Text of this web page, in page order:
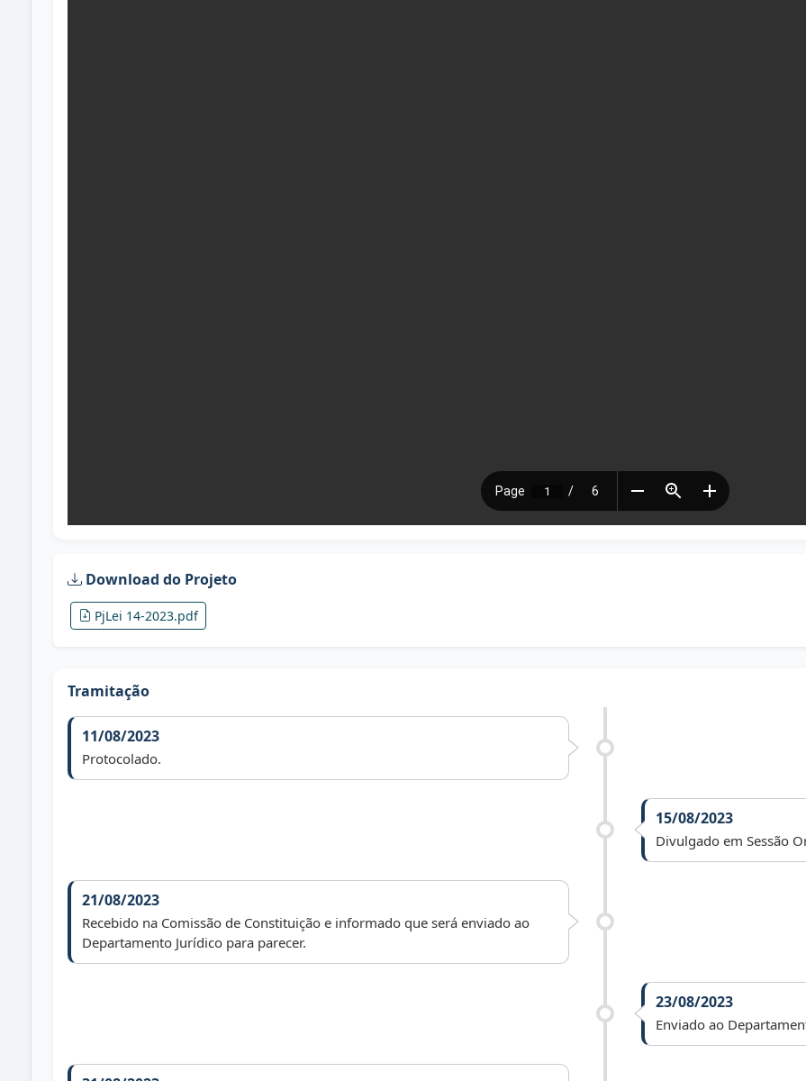
Download do Projeto
PjLei 14-2023.pdf
Tramitação
11/08/2023
Protocolado.
15/08/2023
Divulgado em Sessão
21/08/2023
Recebido na Comissão de Constituição e informado que será enviado ao
Departamento Jurídico para parecer.
23/08/2023
Enviado ao